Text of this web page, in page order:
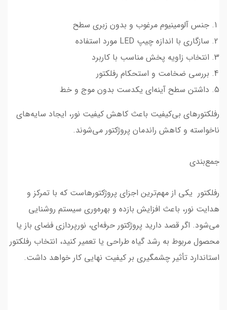
جنس آلومینیوم مرغوب و بدون زبری سطح
سازگاری با اندازه چیپ LED مورد استفاده
انتخاب زاویه پخش مناسب با کاربرد
بررسی ضخامت و استحکام رفلکتور
داشتن سطح آینه‌ای یکدست بدون موج و خط
رفلکتورهای بی‌کیفیت باعث کاهش کیفیت نور، ایجاد سایه‌های
ناخواسته و کاهش راندمان پروژکتور می‌شوند.
جمع‌بندی
رفلکتور یکی از مهم‌ترین اجزای پروژکتورهاست که با تمرکز و
هدایت نور، باعث افزایش بازده و بهره‌وری سیستم روشنایی
می‌شود. اگر قصد دارید پروژکتور حرفه‌ای، نورپردازی فضای باز یا
محصول مربوط به رشد گیاه طراحی یا تعمیر کنید، انتخاب رفلکتور
استاندارد تأثیر چشمگیری بر کیفیت نهایی کار خواهد داشت.